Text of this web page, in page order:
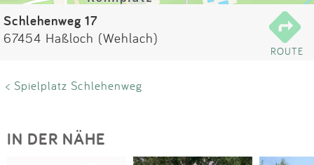
Schlehenweg 17
67454 Haßloch (Wehlach)
ROUTE
< Spielplatz Schlehenweg
IN DER NÄHE